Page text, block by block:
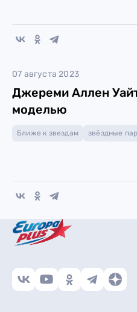
07 августа 2023
Джереми Аллен
моделью
Ближе к звездам звёздные